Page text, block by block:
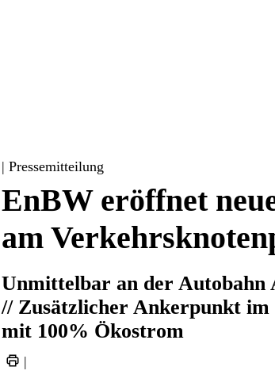
| Pressemitteilung
EnBW eröffnet
am
Unmittelbar an der Autobahn
// Zusätzlicher Ankerpunkt im
mit 100% Ökostrom
|